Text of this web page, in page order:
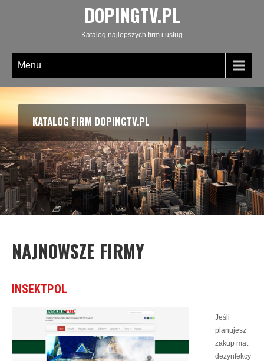
DOPINGTV.PL
Katalog najlepszych firm i usług
Menu
KATALOG FIRM DOPINGTV.PL
NAJNOWSZE FIRMY
INSEKTPOL
Jeśli
planujesz
zakup mat
dezynfekcy